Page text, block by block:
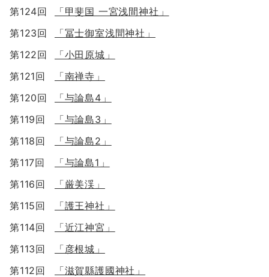
第124回
「甲斐国 一宮浅間神社」
第123回
「冨士御室浅間神社」
第122回
「小田原城」
第121回
「南禅寺」
第120回
「与論島4」
第119回
「与論島3」
第118回
「与論島2」
第117回
「与論島1」
第116回
「厳美渓」
第115回
「護王神社」
第114回
「近江神宮」
第113回
「彦根城」
第112回
「滋賀縣護國神社」